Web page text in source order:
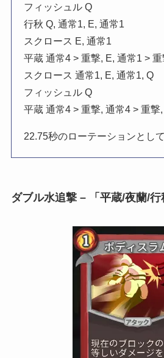
フィッシュル Q
行秋 Q, 通常1, E, 通常1
スクロース E, 通常1
平蔵 通常4 > 重撃, E, 通常1 >
スクロース 通常1, E, 通常1, Q
フィッシュル Q
平蔵 通常4 > 重撃, 通常4 > 重撃
22.75秒のローテーションとして
ダブル水追撃 – 「平蔵/夜蘭/行